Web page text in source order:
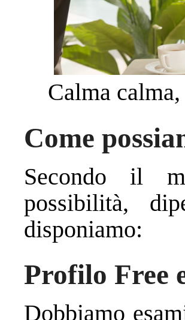
Calma
Come
Secondo il
possibilità,
disponiamo:
Profilo Free
Dobbiamo